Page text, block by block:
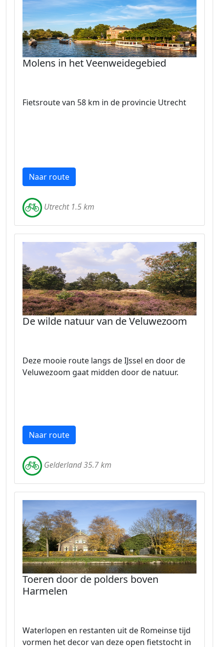
Molens in het Veenweidegebied
Fietsroute van 58 km in de provincie Utrecht
Naar route
Utrecht 1.5 km
De wilde natuur van de Veluwezoom
Deze mooie route langs de IJssel en door de
Veluwezoom gaat midden door de natuur.
Naar route
Gelderland 35.7 km
Toeren door de polders boven
Harmelen
Waterlopen en restanten uit de Romeinse tijd
vormen het decor van deze open fietstocht in